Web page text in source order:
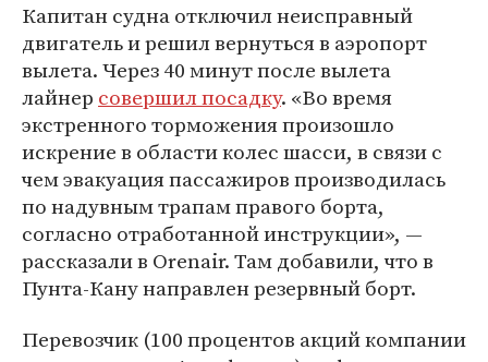
Капитан судна отключил неисправный
двигатель и решил вернуться в аэропорт
вылета. Через 40 минут после вылета
лайнер совершил посадку. «Во время
экстренного торможения произошло
искрение в области колес шасси, в связи с
чем эвакуация пассажиров производилась
по надувным трапам правого борта,
согласно отработанной инструкции», —
рассказали в Orenair. Там добавили, что в
Пунта-Кану направлен резервный борт.
Перевозчик (100 процентов акций компании